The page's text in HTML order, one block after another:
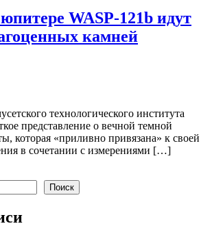
WASP-121b идут
камней
технологического института
представление о вечной темной
которая «приливно привязана» к своей
в сочетании с измерениями […]
Поиск